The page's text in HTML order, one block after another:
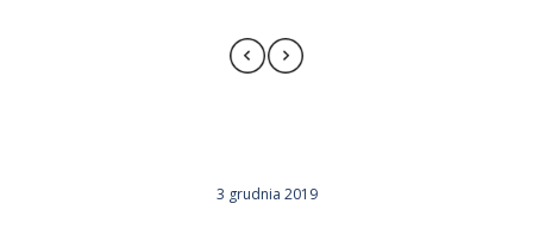
3 grudnia 2019